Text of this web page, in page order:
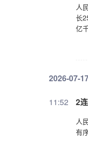
人
长
亿
2026-07-
11:52 2
人
有